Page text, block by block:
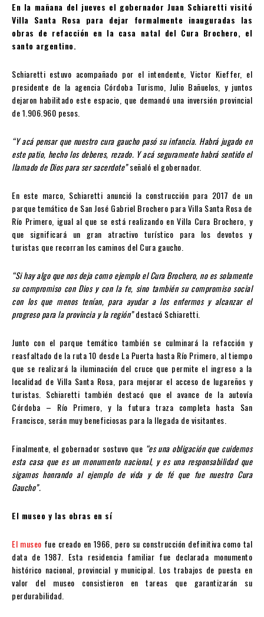
En la mañana del jueves el gobernador Juan Schiaretti visitó
Villa Santa Rosa para dejar formalmente inauguradas las
obras de refacción en la casa natal del Cura Brochero, el
santo argentino.
Schiaretti estuvo acompañado por el intendente, Victor Kieffer, el
presidente de la agencia Córdoba Turismo, Julio Bañuelos, y juntos
dejaron habilitado este espacio, que demandó una inversión provincial
de 1.906.960 pesos.
“Y acá pensar que nuestro cura gaucho pasó su infancia. Habrá jugado en
este patio, hecho los deberes, rezado. Y acá seguramente habrá sentido el
llamado de Dios para ser sacerdote”señaló el gobernador.
En este marco, Schiaretti anunció la construcción para 2017 de un
parque temático de San José Gabriel Brochero para Villa Santa Rosa de
Río Primero, igual al que se está realizando en Villa Cura Brochero, y
que significará un gran atractivo turístico para los devotos y
turistas que recorran los caminos del Cura gaucho.
“Si hay algo que nos deja como ejemplo el Cura Brochero, no es solamente
su compromiso con Dios y con la fe, sino también su compromiso social
con los que menos tenían, para ayudar a los enfermos y alcanzar el
progreso para la provincia y la región”destacó Schiaretti.
Junto con el parque temático también se culminará la refacción y
reasfaltado de la ruta 10 desde La Puerta hasta Río Primero, al tiempo
que se realizará la iluminación del cruce que permite el ingreso a la
localidad de Villa Santa Rosa, para mejorar el acceso de lugareños y
turistas. Schiaretti también destacó que el avance de la autovía
Córdoba – Río Primero, y la futura traza completa hasta San
Francisco, serán muy beneficiosas para la llegada de visitantes.
Finalmente, el gobernador sostuvo que “es una obligación que cuidemos
esta casa que es un monumento nacional, y es una responsabilidad que
sigamos honrando al ejemplo de vida y de fé que fue nuestro Cura
Gaucho”.
El museo y las obras en sí
El museo fue creado en 1966, pero su construcción definitiva como tal
data de 1987. Esta residencia familiar fue declarada monumento
histórico nacional, provincial y municipal. Los trabajos de puesta en
valor del museo consistieron en tareas que garantizarán su
perdurabilidad.